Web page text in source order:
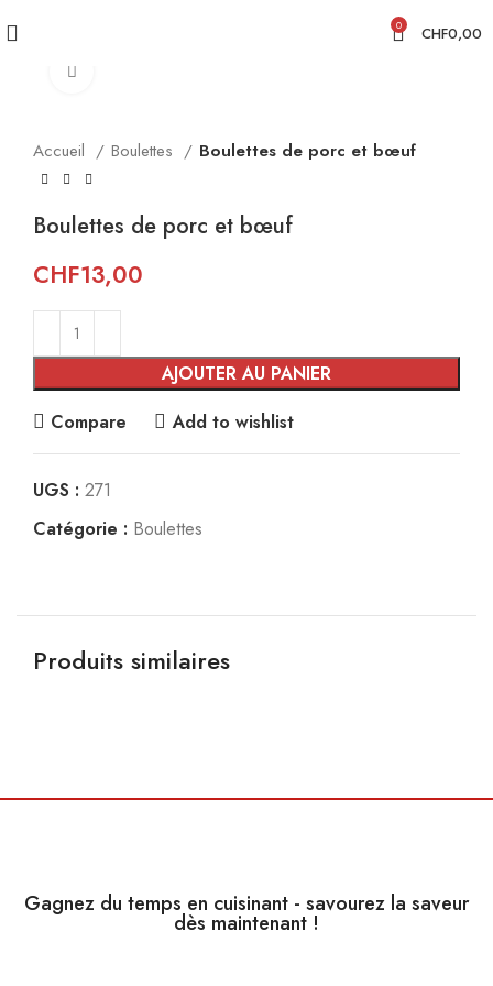
0 CHF0,00
Accueil Boulettes Boulettes de porc et bœuf
Boulettes de porc et bœuf
CHF13,00
AJOUTER AU PANIER
Compare
Add to wishlist
UGS : 271
Catégorie : Boulettes
Produits similaires
Gagnez du temps en cuisinant - savourez la saveur
dès maintenant !